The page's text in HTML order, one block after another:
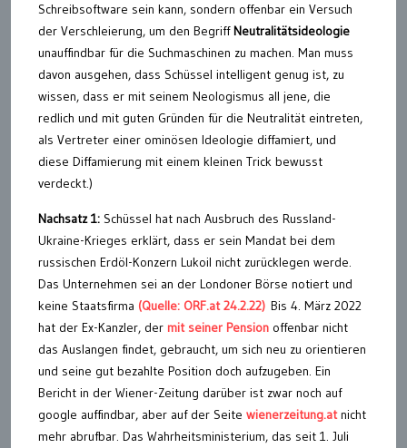
Schreibsoftware sein kann, sondern offenbar ein Versuch
der Verschleierung, um den Begriff Neutralitätsideologie
unauffindbar für die Suchmaschinen zu machen. Man muss
davon ausgehen, dass Schüssel intelligent genug ist, zu
wissen, dass er mit seinem Neologismus all jene, die
redlich und mit guten Gründen für die Neutralität eintreten,
als Vertreter einer ominösen Ideologie diffamiert, und
diese Diffamierung mit einem kleinen Trick bewusst
verdeckt.)
Nachsatz 1: Schüssel hat nach Ausbruch des Russland-
Ukraine-Krieges erklärt, dass er sein Mandat bei dem
russischen Erdöl-Konzern Lukoil nicht zurücklegen werde.
Das Unternehmen sei an der Londoner Börse notiert und
keine Staatsfirma (Quelle: ORF.at 24.2.22) Bis 4. März 2022
hat der Ex-Kanzler, der mit seiner Pension offenbar nicht
das Auslangen findet, gebraucht, um sich neu zu orientieren
und seine gut bezahlte Position doch aufzugeben. Ein
Bericht in der Wiener-Zeitung darüber ist zwar noch auf
google auffindbar, aber auf der Seite wienerzeitung.atnicht
mehr abrufbar. Das Wahrheitsministerium, das seit 1. Juli